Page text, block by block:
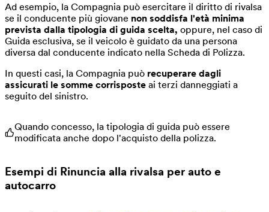
Ad esempio, la Compagnia può esercitare il diritto di rivalsa
se il conducente più giovane non soddisfa l'età minima
prevista dalla tipologia di guida scelta, oppure, nel caso di
Guida esclusiva, se il veicolo è guidato da una persona
diversa dal conducente indicato nella Scheda di Polizza.
In questi casi, la Compagnia può recuperare dagli
assicurati le somme corrisposte ai terzi danneggiati a
seguito del sinistro.
Quando concesso, la tipologia di guida può essere
modificata anche dopo l'acquisto della polizza.
Esempi di Rinuncia alla rivalsa per auto e
autocarro